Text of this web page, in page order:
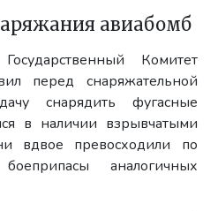
авиабомб
Комитет
перед снаряжательной
снарядить фугасные
в наличии взрывчатыми
вдвое превосходили по
аналогичных